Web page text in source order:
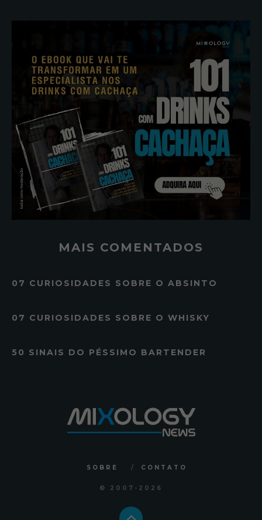
MAIS COMENTADOS
07 CURIOSIDADES SOBRE O ABSINTO
07 CURIOSIDADES SOBRE O WHISKY
50 SINAIS DO PÉSSIMO BARTENDER
SOBRE CONTATO
© 2007 -2026